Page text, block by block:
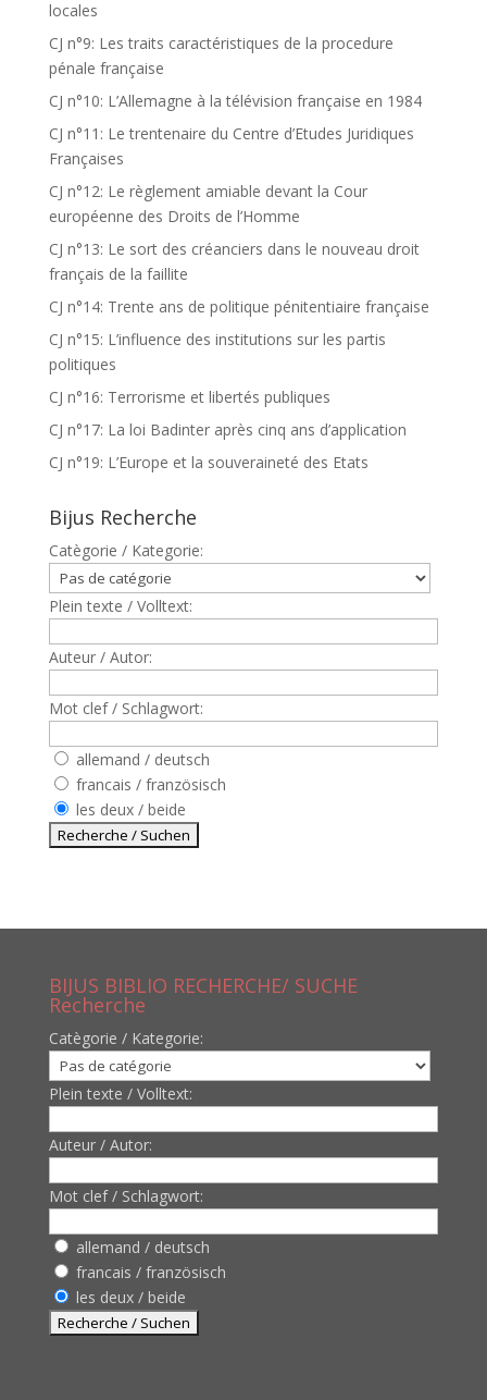
locales
CJ n°9: Les traits caractéristiques de la procedure
pénale française
CJ n°10: L’Allemagne à la télévision française en 1984
CJ n°11: Le trentenaire du Centre d’Etudes Juridiques
Françaises
CJ n°12: Le règlement amiable devant la Cour
européenne des Droits de l’Homme
CJ n°13: Le sort des créanciers dans le nouveau droit
français de la faillite
CJ n°14: Trente ans de politique pénitentiaire française
CJ n°15: L’influence des institutions sur les partis
politiques
CJ n°16: Terrorisme et libertés publiques
CJ n°17: La loi Badinter après cinq ans d’application
CJ n°19: L’Europe et la souveraineté des Etats
Bijus Recherche
Catègorie / Kategorie:
Plein texte / Volltext:
Auteur / Autor:
Mot clef / Schlagwort:
allemand / deutsch
francais / französisch
les deux / beide
BIJUS BIBLIO RECHERCHE/ SUCHE
Recherche
Catègorie / Kategorie:
Plein texte / Volltext:
Auteur / Autor:
Mot clef / Schlagwort:
allemand / deutsch
francais / französisch
les deux / beide